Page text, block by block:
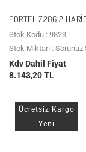
FORTEL Z206 2
Stok Kodu : 9823
Stok Miktarı :
Kdv Dahil Fiyat
8.143,20 TL
Ücretsiz Kargo
Yeni